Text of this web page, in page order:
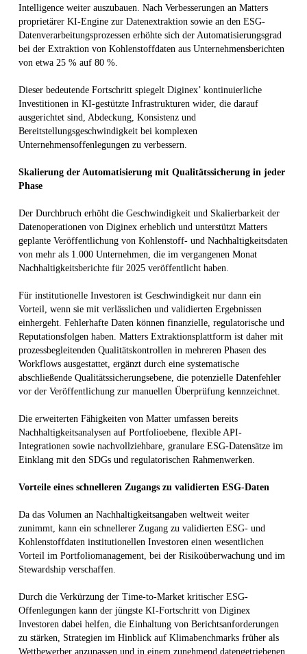
Intelligence weiter auszubauen. Nach Verbesserungen an Matters
proprietärer KI-Engine zur Datenextraktion sowie an den ESG-
Datenverarbeitungsprozessen erhöhte sich der Automatisierungsgrad
bei der Extraktion von Kohlenstoffdaten aus Unternehmensberichten
von etwa 25 % auf 80 %.
Dieser bedeutende Fortschritt spiegelt Diginex’ kontinuierliche
Investitionen in KI-gestützte Infrastrukturen wider, die darauf
ausgerichtet sind, Abdeckung, Konsistenz und
Bereitstellungsgeschwindigkeit bei komplexen
Unternehmensoffenlegungen zu verbessern.
Skalierung der Automatisierung mit Qualitätssicherung in jeder
Phase
Der Durchbruch erhöht die Geschwindigkeit und Skalierbarkeit der
Datenoperationen von Diginex erheblich und unterstützt Matters
geplante Veröffentlichung von Kohlenstoff- und Nachhaltigkeitsdaten
von mehr als 1.000 Unternehmen, die im vergangenen Monat
Nachhaltigkeitsberichte für 2025 veröffentlicht haben.
Für institutionelle Investoren ist Geschwindigkeit nur dann ein
Vorteil, wenn sie mit verlässlichen und validierten Ergebnissen
einhergeht. Fehlerhafte Daten können finanzielle, regulatorische und
Reputationsfolgen haben. Matters Extraktionsplattform ist daher mit
prozessbegleitenden Qualitätskontrollen in mehreren Phasen des
Workflows ausgestattet, ergänzt durch eine systematische
abschließende Qualitätssicherungsebene, die potenzielle Datenfehler
vor der Veröffentlichung zur manuellen Überprüfung kennzeichnet.
Die erweiterten Fähigkeiten von Matter umfassen bereits
Nachhaltigkeitsanalysen auf Portfolioebene, flexible API-
Integrationen sowie nachvollziehbare, granulare ESG-Datensätze im
Einklang mit den SDGs und regulatorischen Rahmenwerken.
Vorteile eines schnelleren Zugangs zu validierten ESG-Daten
Da das Volumen an Nachhaltigkeitsangaben weltweit weiter
zunimmt, kann ein schnellerer Zugang zu validierten ESG- und
Kohlenstoffdaten institutionellen Investoren einen wesentlichen
Vorteil im Portfoliomanagement, bei der Risikoüberwachung und im
Stewardship verschaffen.
Durch die Verkürzung der Time-to-Market kritischer ESG-
Offenlegungen kann der jüngste KI-Fortschritt von Diginex
Investoren dabei helfen, die Einhaltung von Berichtsanforderungen
zu stärken, Strategien im Hinblick auf Klimabenchmarks früher als
Wettbewerber anzupassen und in einem zunehmend datengetriebenen